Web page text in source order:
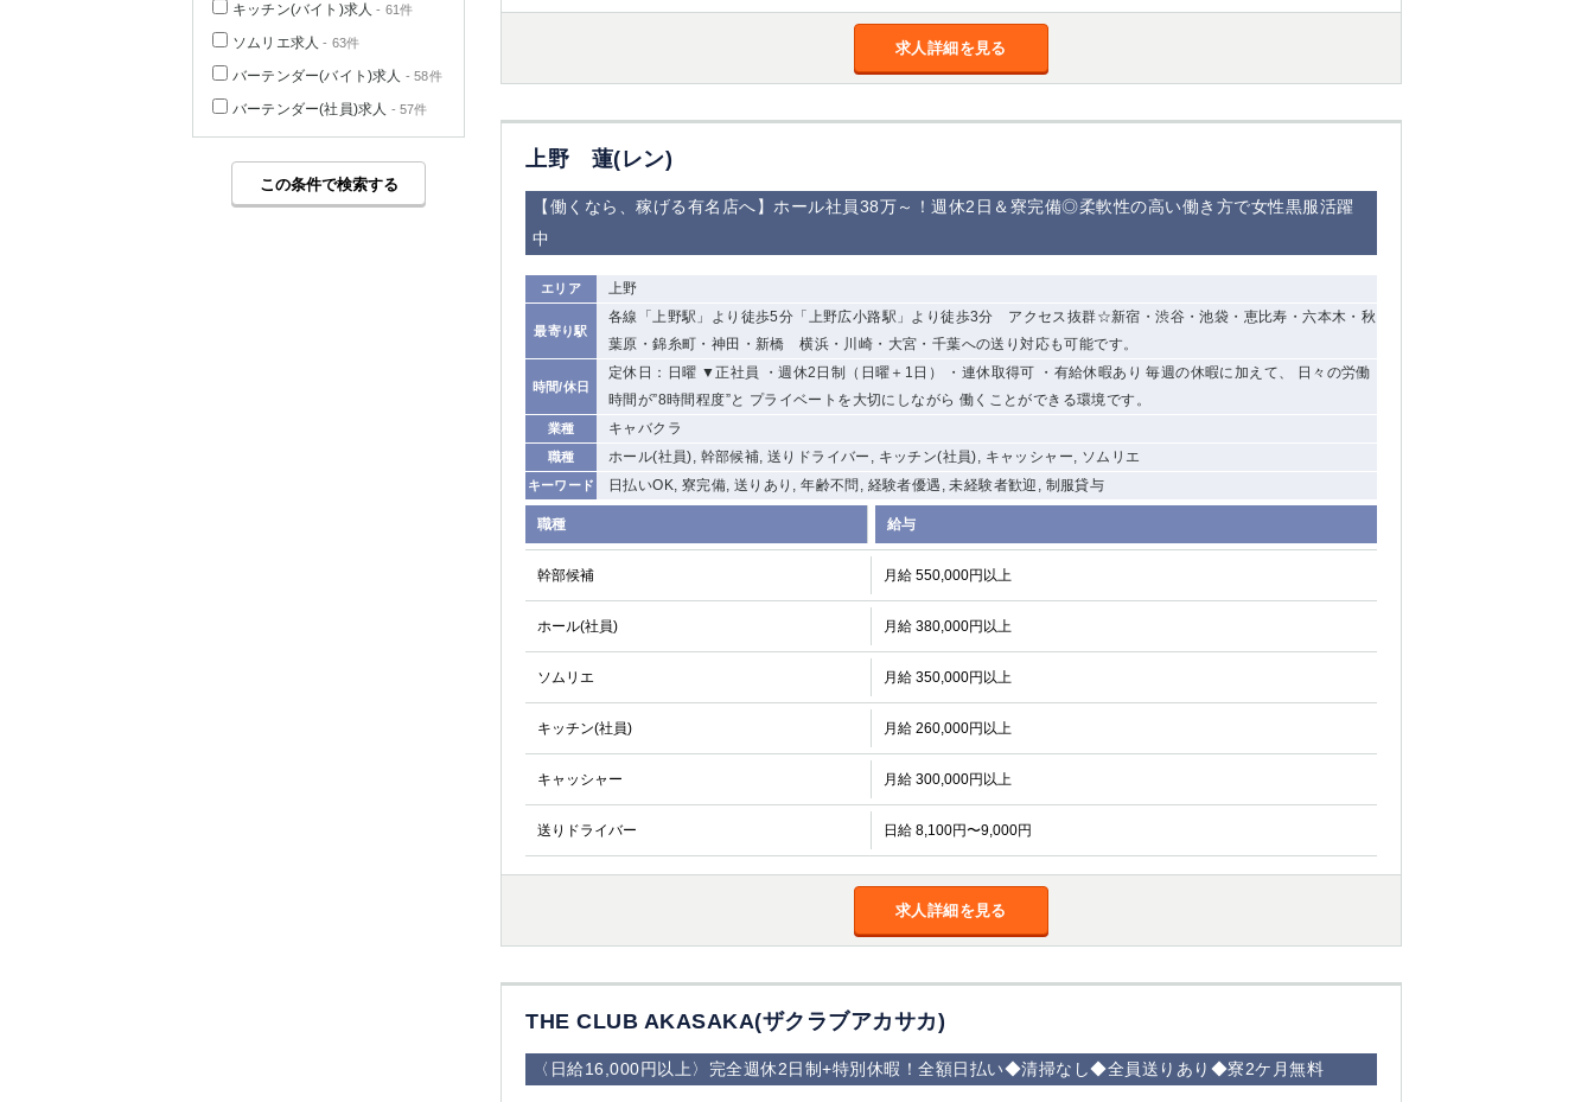
求人詳細を見る
上野 蓮(レン)
【働くなら、稼げる有名店へ】ホール社員38万～！週休2日＆寮完備◎柔軟性の高い働き方で女性黒服活躍
中
エリア 上野
最寄り駅
各線「上野駅」より徒歩5分「上野広小路駅」より徒歩3分 アクセス抜群☆新宿・渋谷・池袋・恵比寿・六本木・秋
葉原・錦糸町・神田・新橋 横浜・川崎・大宮・千葉への送り対応も可能です。
時間/休日
定休日：日曜 ▼正社員 ・週休2日制（日曜＋1日） ・連休取得可 ・有給休暇あり 毎週の休暇に加えて、 日々の労働
時間が”8時間程度”と プライベートを大切にしながら 働くことができる環境です。
業種 キャバクラ
職種 ホール(社員), 幹部候補, 送りドライバー, キッチン(社員), キャッシャー, ソムリエ
キーワード 日払いOK, 寮完備, 送りあり, 年齢不問, 経験者優遇, 未経験者歓迎, 制服貸与
職種 給与
幹部候補 月給 550,000円以上
ホール(社員) 月給 380,000円以上
ソムリエ 月給 350,000円以上
キッチン(社員) 月給 260,000円以上
キャッシャー 月給 300,000円以上
送りドライバー 日給 8,100円〜9,000円
求人詳細を見る
THE CLUB AKASAKA(ザクラブアカサカ)
〈日給16,000円以上〉完全週休2日制+特別休暇！全額日払い◆清掃なし◆全員送りあり◆寮2ケ月無料
キッチン(バイト)求人 - 61件
ソムリエ求人 - 63件
バーテンダー(バイト)求人 - 58件
バーテンダー(社員)求人 - 57件
この条件で検索する